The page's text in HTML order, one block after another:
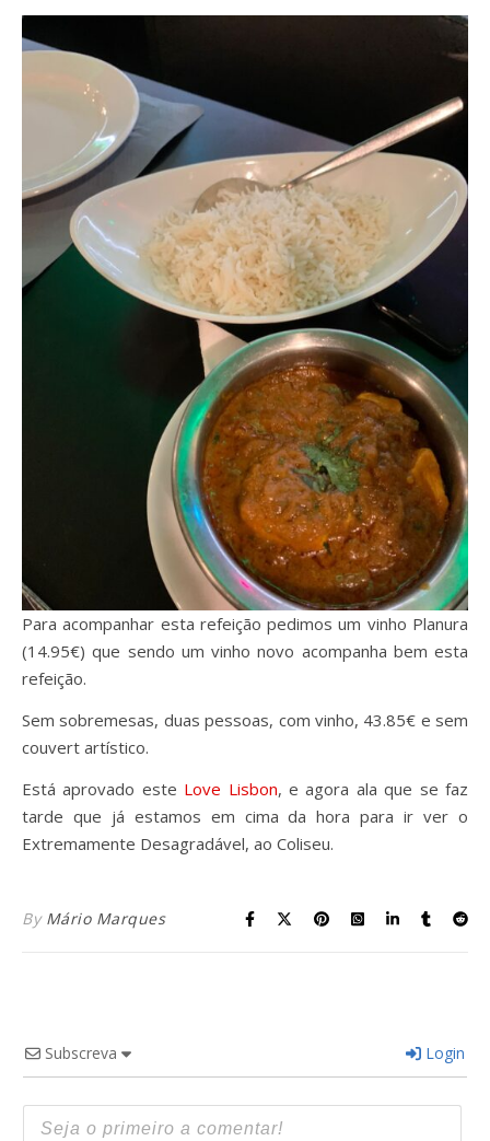
Para acompanhar esta refeição pedimos um vinho Planura
(14.95€) que sendo um vinho novo acompanha bem esta
refeição.
Sem sobremesas, duas pessoas, com vinho, 43.85€ e sem
couvert artístico.
Está aprovado este Love Lisbon, e agora ala que se faz
tarde que já estamos em cima da hora para ir ver o
Extremamente Desagradável, ao Coliseu.
By Mário Marques
Subscreva Login